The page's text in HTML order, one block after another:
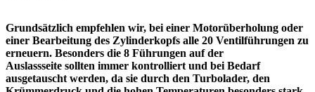
Grundsätzlich empfehlen wir, bei einer Motorüberholung oder
einer Bearbeitung des Zylinderkopfs alle 20 Ventilführungen zu
erneuern. Besonders die 8 Führungen auf der
Auslassseite sollten immer kontrolliert und bei Bedarf
ausgetauscht werden, da sie durch den Turbolader, den